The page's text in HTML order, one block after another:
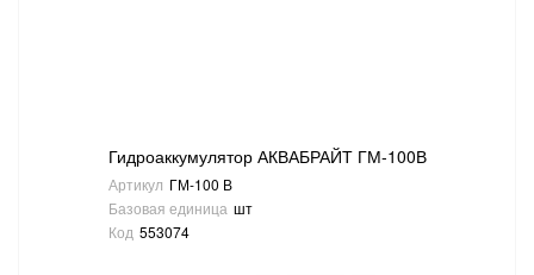
Гидроаккумулятор АКВАБРАЙТ ГМ-100В
Артикул ГМ-100 В
Базовая единица шт
Код 553074